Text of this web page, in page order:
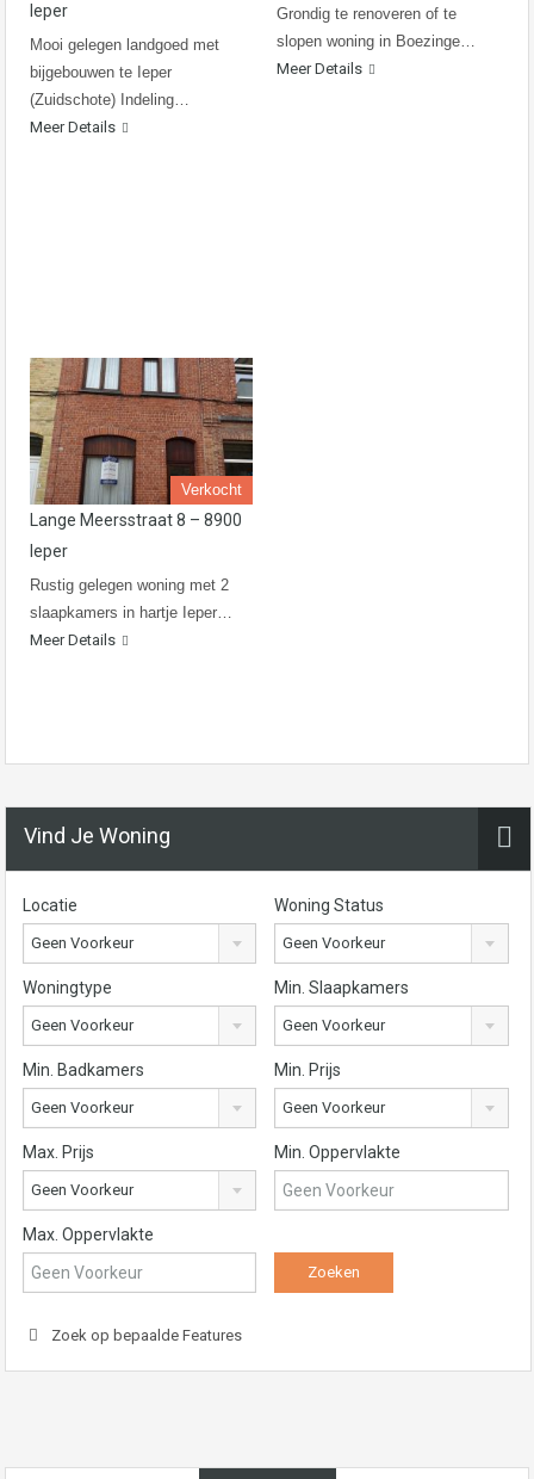
Ieper
Mooi gelegen landgoed met
bijgebouwen te Ieper
(Zuidschote) Indeling…
Meer Details
Grondig te renoveren of te
slopen woning in Boezinge…
Meer Details
Verkocht
Lange Meersstraat 8 – 8900
Ieper
Rustig gelegen woning met 2
slaapkamers in hartje Ieper…
Meer Details
Vind Je Woning
Locatie
Geen Voorkeur
Woning Status
Geen Voorkeur
Woningtype
Geen Voorkeur
Min. Slaapkamers
Geen Voorkeur
Min. Badkamers
Geen Voorkeur
Min. Prijs
Geen Voorkeur
Max. Prijs
Geen Voorkeur
Min. Oppervlakte
Max. Oppervlakte
Zoek op bepaalde Features